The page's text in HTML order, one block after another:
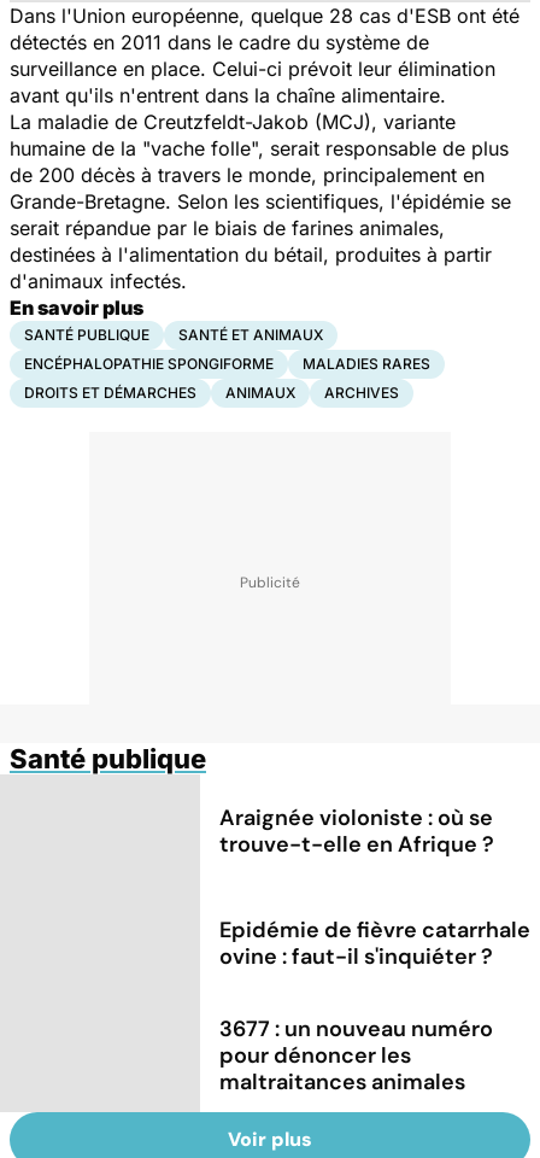
Dans l'Union européenne, quelque 28 cas d'ESB ont été
détectés en 2011 dans le cadre du système de
surveillance en place. Celui-ci prévoit leur élimination
avant qu'ils n'entrent dans la chaîne alimentaire.
La maladie de Creutzfeldt-Jakob (MCJ), variante
humaine de la "vache folle", serait responsable de plus
de 200 décès à travers le monde, principalement en
Grande-Bretagne. Selon les scientifiques, l'épidémie se
serait répandue par le biais de farines animales,
destinées à l'alimentation du bétail, produites à partir
d'animaux infectés.
En savoir plus
SANTÉ PUBLIQUE
SANTÉ ET ANIMAUX
ENCÉPHALOPATHIE SPONGIFORME
MALADIES RARES
DROITS ET DÉMARCHES
ANIMAUX ARCHIVES
Santé publique
Araignée violoniste : où se
trouve-t-elle en Afrique ?
Epidémie de fièvre catarrhale
ovine : faut-il s'inquiéter ?
3677 : un nouveau numéro
pour dénoncer les
maltraitances animales
Voir plus